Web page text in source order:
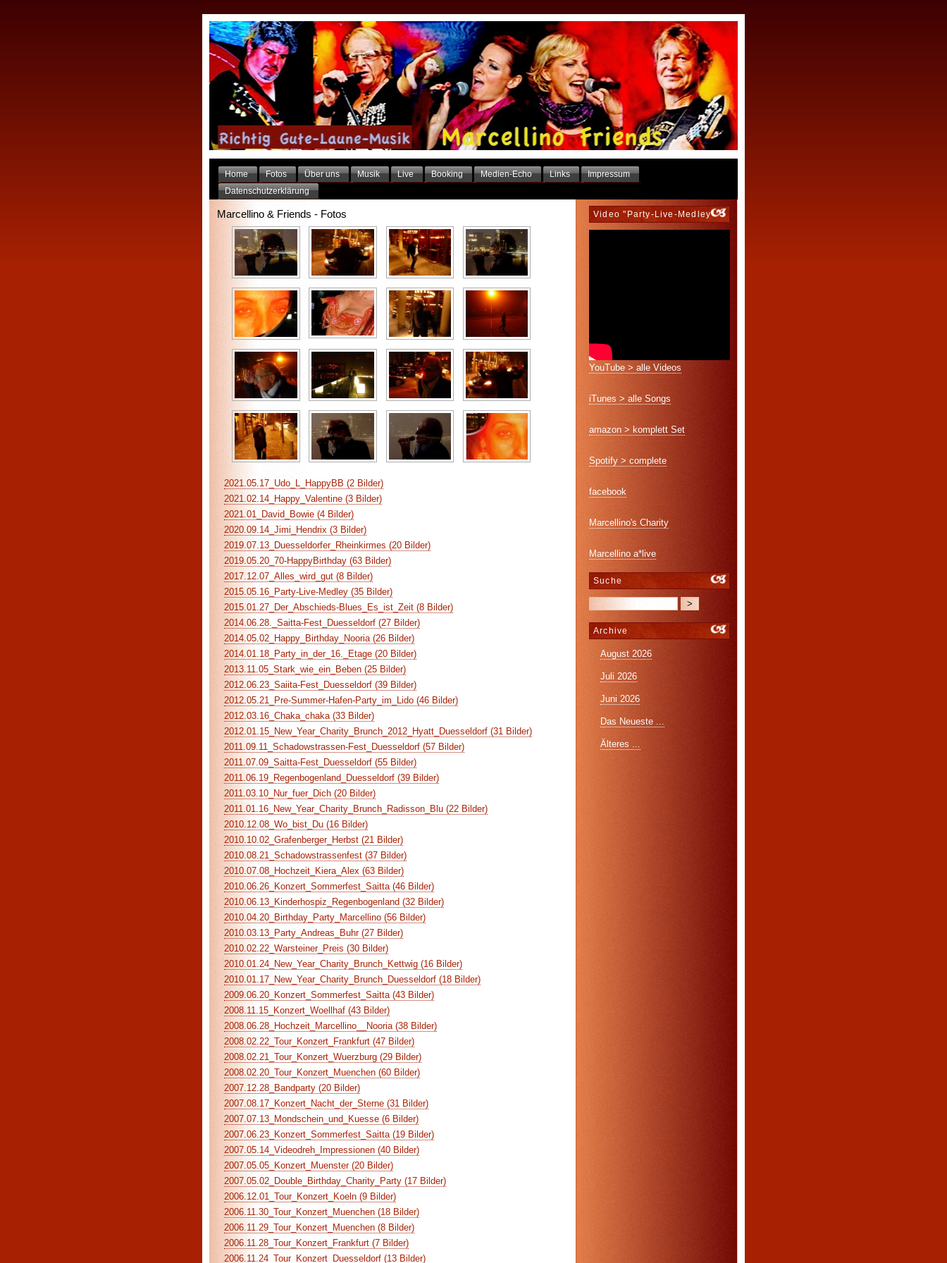
Home Fotos Über uns Musik Live Booking Medien-Echo Links
Impressum
Datenschutzerklärung
Marcellino & Friends - Fotos
2021.05.17_Udo_L_HappyBB (2 Bilder)
2021.02.14_Happy_Valentine (3 Bilder)
2021.01_David_Bowie (4 Bilder)
2020.09.14_Jimi_Hendrix (3 Bilder)
2019.07.13_Duesseldorfer_Rheinkirmes (20 Bilder)
2019.05.20_70-HappyBirthday (63 Bilder)
2017.12.07_Alles_wird_gut (8 Bilder)
2015.05.16_Party-Live-Medley (35 Bilder)
2015.01.27_Der_Abschieds-Blues_Es_ist_Zeit (8 Bilder)
2014.06.28._Saitta-Fest_Duesseldorf (27 Bilder)
2014.05.02_Happy_Birthday_Nooria (26 Bilder)
2014.01.18_Party_in_der_16._Etage (20 Bilder)
2013.11.05_Stark_wie_ein_Beben (25 Bilder)
2012.06.23_Saiita-Fest_Duesseldorf (39 Bilder)
2012.05.21_Pre-Summer-Hafen-Party_im_Lido (46 Bilder)
2012.03.16_Chaka_chaka (33 Bilder)
2012.01.15_New_Year_Charity_Brunch_2012_Hyatt_Duesseldorf (31 Bilder)
2011.09.11_Schadowstrassen-Fest_Duesseldorf (57 Bilder)
2011.07.09_Saitta-Fest_Duesseldorf (55 Bilder)
2011.06.19_Regenbogenland_Duesseldorf (39 Bilder)
2011.03.10_Nur_fuer_Dich (20 Bilder)
2011.01.16_New_Year_Charity_Brunch_Radisson_Blu (22 Bilder)
2010.12.08_Wo_bist_Du (16 Bilder)
2010.10.02_Grafenberger_Herbst (21 Bilder)
2010.08.21_Schadowstrassenfest (37 Bilder)
2010.07.08_Hochzeit_Kiera_Alex (63 Bilder)
2010.06.26_Konzert_Sommerfest_Saitta (46 Bilder)
2010.06.13_Kinderhospiz_Regenbogenland (32 Bilder)
2010.04.20_Birthday_Party_Marcellino (56 Bilder)
2010.03.13_Party_Andreas_Buhr (27 Bilder)
2010.02.22_Warsteiner_Preis (30 Bilder)
2010.01.24_New_Year_Charity_Brunch_Kettwig (16 Bilder)
2010.01.17_New_Year_Charity_Brunch_Duesseldorf (18 Bilder)
2009.06.20_Konzert_Sommerfest_Saitta (43 Bilder)
2008.11.15_Konzert_Woellhaf (43 Bilder)
2008.06.28_Hochzeit_Marcellino__Nooria (38 Bilder)
2008.02.22_Tour_Konzert_Frankfurt (47 Bilder)
2008.02.21_Tour_Konzert_Wuerzburg (29 Bilder)
2008.02.20_Tour_Konzert_Muenchen (60 Bilder)
2007.12.28_Bandparty (20 Bilder)
2007.08.17_Konzert_Nacht_der_Sterne (31 Bilder)
2007.07.13_Mondschein_und_Kuesse (6 Bilder)
2007.06.23_Konzert_Sommerfest_Saitta (19 Bilder)
2007.05.14_Videodreh_Impressionen (40 Bilder)
2007.05.05_Konzert_Muenster (20 Bilder)
2007.05.02_Double_Birthday_Charity_Party (17 Bilder)
2006.12.01_Tour_Konzert_Koeln (9 Bilder)
2006.11.30_Tour_Konzert_Muenchen (18 Bilder)
2006.11.29_Tour_Konzert_Muenchen (8 Bilder)
2006.11.28_Tour_Konzert_Frankfurt (7 Bilder)
2006.11.24_Tour_Konzert_Duesseldorf (13 Bilder)
Video "Party-Live-Medley"
YouTube > alle Videos
iTunes > alle Songs
amazon > komplett Set
Spotify > complete
facebook
Marcellino's Charity
Marcellino a*live
Suche
Archive
August 2026
Juli 2026
Juni 2026
Das Neueste ...
Älteres ...